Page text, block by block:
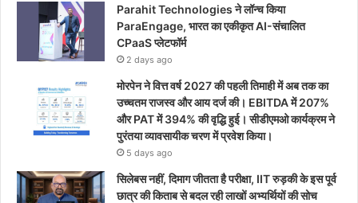
Parahit Technologies ने लॉन्च किया
ParaEngage, भारत का एकीकृत AI-संचालित
CPaaS प्लेटफॉर्म
2 days ago
मोरपेन ने वित्त वर्ष 2027 की पहली तिमाही में अब तक का
उच्चतम राजस्व और आय दर्ज की। EBITDA में 207%
और PAT में 394% की वृद्धि हुई। सीडीएमओ कार्यक्रम ने
पुरंतया व्यावसायीक चरण में प्रवेश किया।
5 days ago
सिलेबस नहीं, दिमाग जीतता है परीक्षा, IIT रुड़की के इस पूर्व
छात्र की किताब से बदल रही लाखों अभ्यर्थियों की सोच